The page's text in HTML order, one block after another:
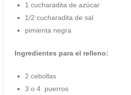
1 cucharadita de azúcar
1/2 cucharadita de sal
pimienta negra
Ingredientes para el relleno:
2 cebollas
3 o 4 puerros